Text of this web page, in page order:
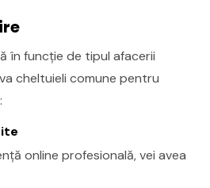
în funcție de tipul afacerii
cheltuieli comune pentru
online profesională, vei avea